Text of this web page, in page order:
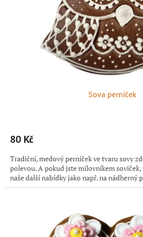
Sova perníček
80 Kč
Tradiční, medový perníček ve tvaru sovy
polevou. A pokud jste milovníkem soviček,
naše další nabídky jako např. na nádherný